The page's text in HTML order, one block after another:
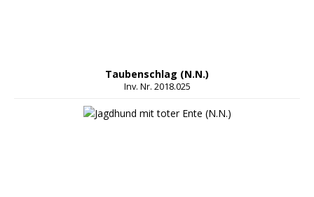
Taubenschlag (N.N.)
Inv. Nr. 2018.025